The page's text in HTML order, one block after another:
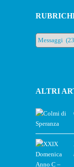
Rubriche
ALTRI